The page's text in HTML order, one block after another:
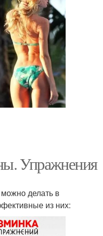
Упражнения
делать в
из них: